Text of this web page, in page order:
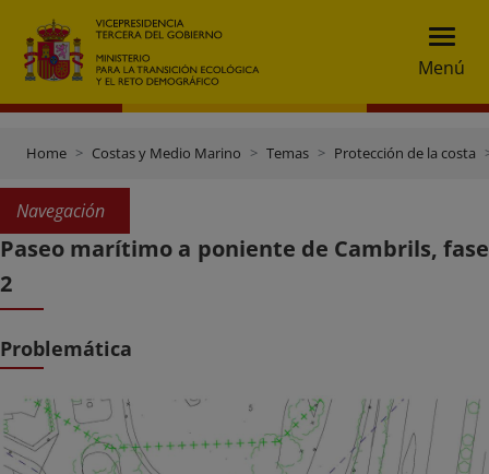
Menú
Home Costas y Medio Marino Temas Protección de la costa
Navegación
Paseo marítimo a poniente de Cambrils, fase
2
Problemática